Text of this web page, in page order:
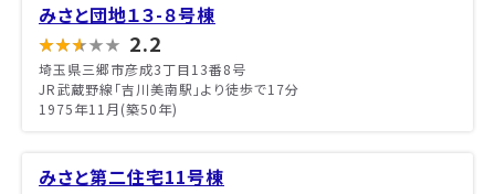
みさと団地１３-８号棟
2.2
埼玉県三郷市彦成3丁目13番8号
JR武蔵野線「吉川美南駅」より徒歩で17分
1975年11月(築50年)
みさと第二住宅11号棟